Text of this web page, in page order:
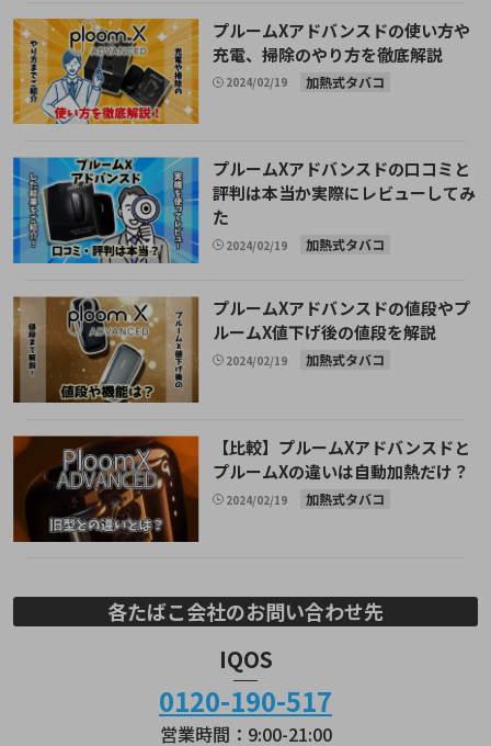
プルームXアドバンスドの使い方や
充電、掃除のやり方を徹底解説
2024/02/19 加熱式タバコ
プルームXアドバンスドの口コミと
評判は本当か実際にレビューしてみ
た
2024/02/19 加熱式タバコ
プルームXアドバンスドの値段やプ
ルームX値下げ後の値段を解説
2024/02/19 加熱式タバコ
【比較】プルームXアドバンスドと
プルームXの違いは自動加熱だけ？
2024/02/19 加熱式タバコ
各たばこ会社のお問い合わせ先
IQOS
0120-190-517
営業時間：9:00-21:00